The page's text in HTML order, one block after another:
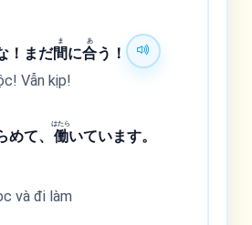
！まだ間
ま
に合
あ
う！
Vẫn kịp!
めて、 働
はたら
いています。
và đi làm